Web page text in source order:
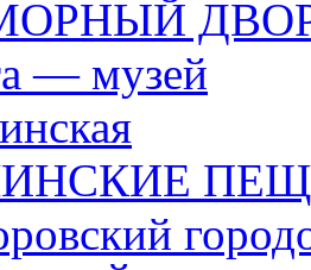
— музей